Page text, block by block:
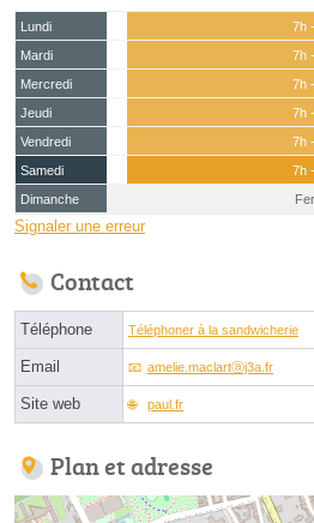
Lundi
7h
Mardi
7h
Mercredi
7h
Jeudi
7h
Vendredi
7h
Samedi
7h
Dimanche
Signaler une erreur
Contact
Téléphone Téléphoner à la sandwicherie
Email amelie.maclartⓐj3a.fr
Site web paul.fr
Plan et adresse